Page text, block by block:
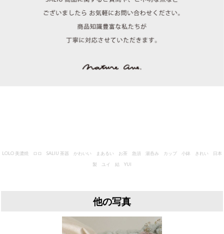
LOLO 美濃焼 ロロ SALIU 茶器 かわいい まあるい お茶 急須 湯呑み カップ 小鉢 きれい 日本
製 ユイ 結 YUI
他の写真